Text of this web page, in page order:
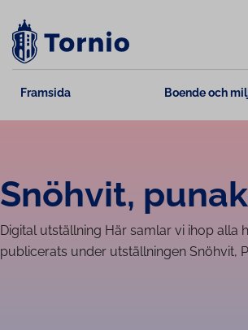
content
Framsida Boende och
Snöhvit,
Digital utställning Här samlar vi ihop alla
publicerats under utställningen Snöhvit,